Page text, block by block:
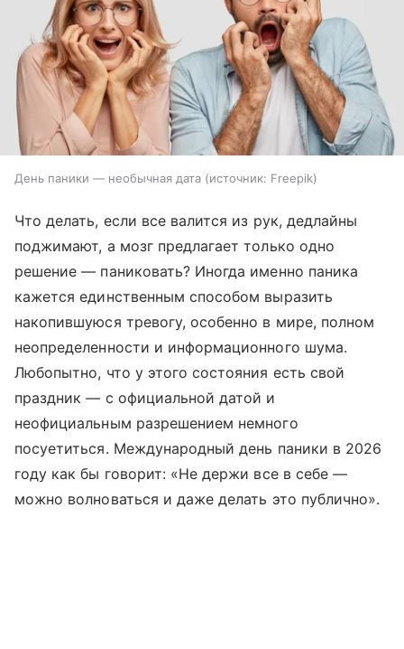
День паники — необычная дата источник: Freepik
Что делать, если все валится из рук, дедлайны
поджимают, а мозг предлагает только одно
решение — паниковать? Иногда именно паника
кажется единственным способом выразить
накопившуюся тревогу, особенно в мире, полном
неопределенности и информационного шума.
Любопытно, что у этого состояния есть свой
праздник — с официальной датой и
неофициальным разрешением немного
посуетиться. Международный день паники в 2026
году как бы говорит: «Не держи все в себе —
можно волноваться и даже делать это публично».